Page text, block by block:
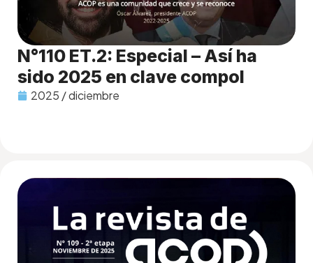
N°110 ET.2: Especial – Así ha
sido 2025 en clave compol
2025 / diciembre